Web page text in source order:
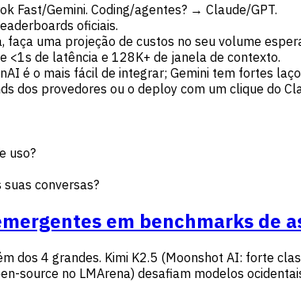
Fast/Gemini. Coding/agentes? → Claude/GPT.
oficiais.
uma projeção de custos no seu volume
<1s de latência e 128K+ de janela de contexto.
é o mais fácil de integrar; Gemini tem fortes
dos provedores ou o deploy com um clique do
uso?
conversas?
em benchmarks de
dos 4 grandes. Kimi K2.5 (Moonshot AI: forte
source no LMArena) desafiam modelos